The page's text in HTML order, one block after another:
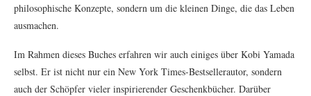
philosophische Konzepte, sondern um die kleinen Dinge, die das Leben
ausmachen.
Im Rahmen dieses Buches erfahren wir auch einiges über Kobi Yamada
selbst. Er ist nicht nur ein New York Times-Bestsellerautor, sondern
auch der Schöpfer vieler inspirierender Geschenkbücher. Darüber